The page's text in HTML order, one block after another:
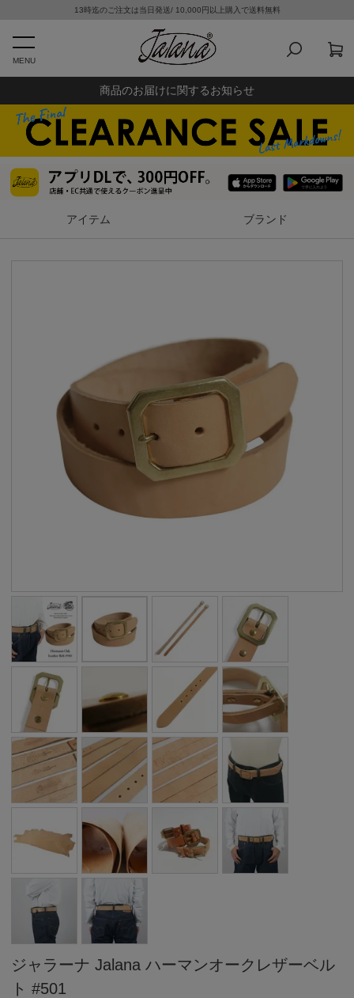
13時迄のご注文は当日発送/ 10,000円以上購入で送料無料
MENU
商品のお届けに関するお知らせ
アイテム ブランド
ジャラーナ Jalana ハーマンオークレザーベル
ト #501